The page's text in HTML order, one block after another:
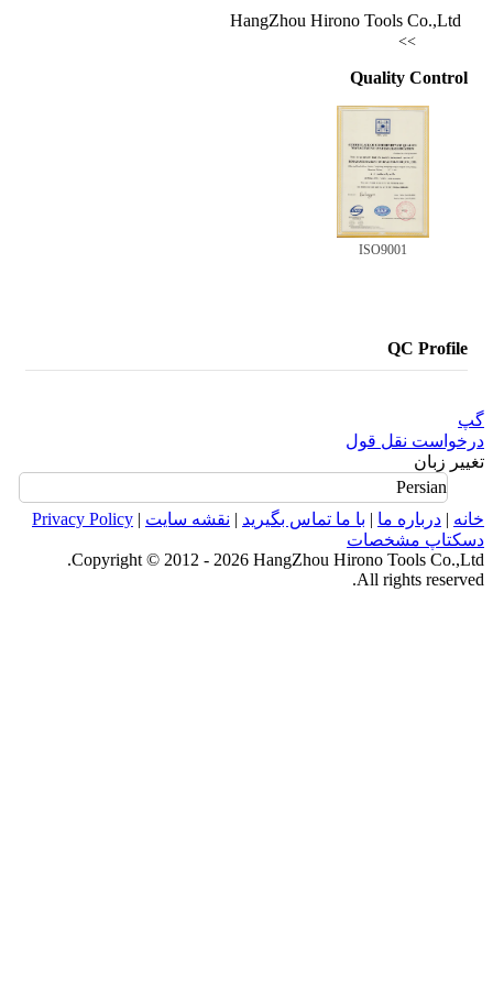
HangZhou Hirono Tools Co.,Ltd
>>
Quality Control
ISO9001
QC Profile
گپ
درخواست نقل قول
تغییر زبان
Persian
خانه | درباره ما | با ما تماس بگیرید | نقشه سایت |
Privacy Policy
دسکتاپ مشخصات
Copyright © 2012 - 2026 HangZhou Hirono Tools Co.,Ltd.
All rights reserved.